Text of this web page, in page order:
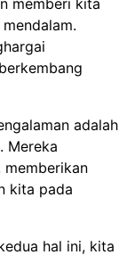
adalah
Mereka
kita pada
hal ini, kita